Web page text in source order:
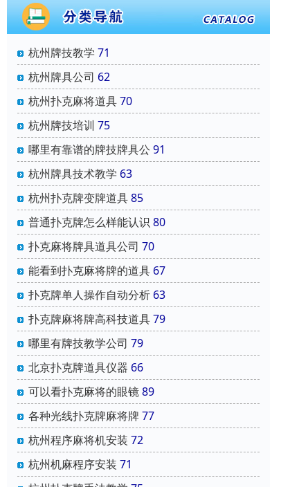
杭州牌技教学 71
杭州牌具公司 62
杭州扑克麻将道具70
杭州牌技培训 75
哪里有靠谱的牌技牌具公 91
杭州牌具技术教学 63
杭州扑克牌变牌道具85
普通扑克牌怎么样能认识 80
扑克麻将牌具道具公司 70
能看到扑克麻将牌的道具 67
扑克牌单人操作自动分析 63
扑克牌麻将牌高科技道具79
哪里有牌技教学公司 79
北京扑克牌道具仪器 66
可以看扑克麻将的眼镜89
各种光线扑克牌麻将牌77
杭州程序麻将机安装 72
杭州机麻程序安装 71